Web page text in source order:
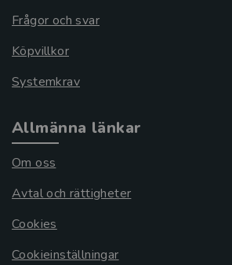
Frågor och svar
Köpvillkor
Systemkrav
Allmänna länkar
Om oss
Avtal och rättigheter
Cookies
Cookieinställningar